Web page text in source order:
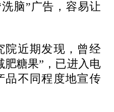
脑”广告，容易让
近期发现，曾经
肥糖果”，已进入电
品不同程度地宣传